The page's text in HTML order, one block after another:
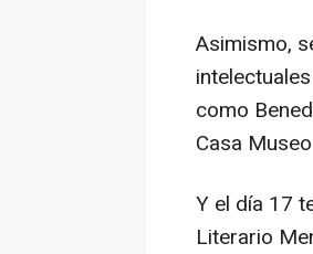
Asimismo,
como
Casa
Y el día 17
Literario